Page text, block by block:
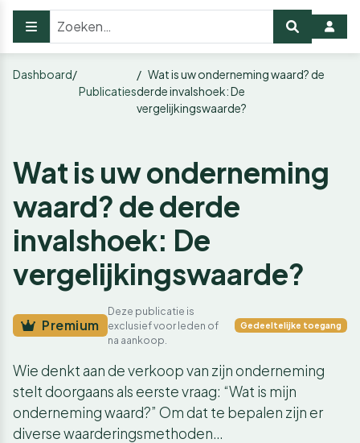
Dashboard
Publicaties
Wat is uw onderneming waard? de
derde invalshoek: De
vergelijkingswaarde?
Wat is uw onderneming
waard? de derde
invalshoek: De
vergelijkingswaarde?
Premium
Deze publicatie is
exclusief voor leden of
na aankoop.
Gedeeltelijke toegang
Wie denkt aan de verkoop van zijn onderneming
stelt doorgaans als eerste vraag: “Wat is mijn
onderneming waard?” Om dat te bepalen zijn er
diverse waarderingsmethoden…